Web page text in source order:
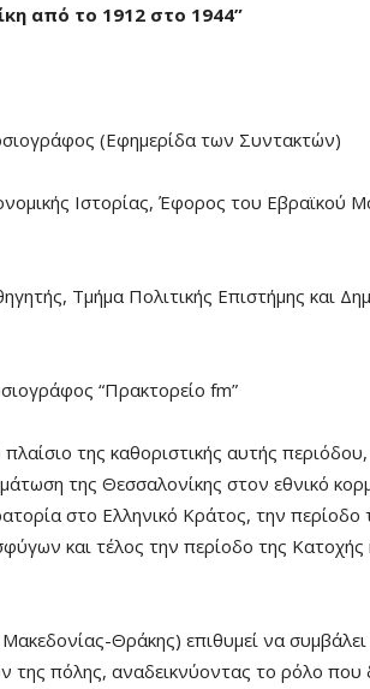
από το 1912 στο 1944”
(Εφημερίδα των Συντακτών)
Ιστορίας, Έφορος του Εβραϊκού
Τμήμα Πολιτικής Επιστήμης και
“Πρακτορείο fm”
της καθοριστικής αυτής
της Θεσσαλονίκης στον εθνικό
στο Ελληνικό Κράτος, την περίοδο
και τέλος την περίοδο της Κατοχής
Θράκης) επιθυμεί να
της πόλης, αναδεικνύοντας το ρόλο που